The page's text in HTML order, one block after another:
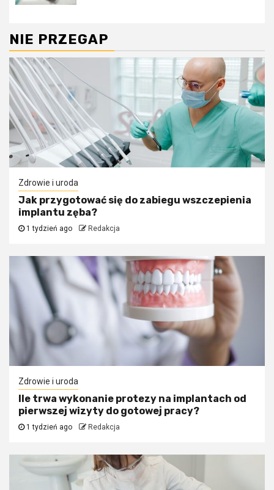
NIE PRZEGAP
Zdrowie i uroda
Jak przygotować się do zabiegu wszczepienia
implantu zęba?
1 tydzień ago Redakcja
Zdrowie i uroda
Ile trwa wykonanie protezy na implantach od
pierwszej wizyty do gotowej pracy?
1 tydzień ago Redakcja